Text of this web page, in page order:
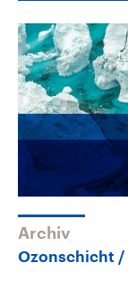
Archiv
Ozonschicht